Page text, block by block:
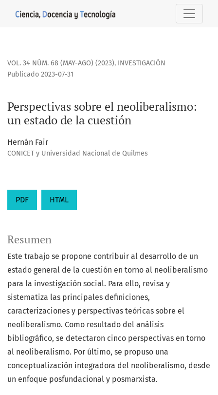
Perspectivas sobre el neoliberalismo: un estado de la
VOL. 34 NÚM. 68 (MAY-AGO) (2023), INVESTIGACIÓN
Perspectivas sobre el neoliberalismo:
un estado de la cuestión
Publicado 2023-07-31
Hernán Fair
CONICET y Universidad Nacional de Quilmes
PDF HTML
Resumen
Este trabajo se propone contribuir al desarrollo de un
estado general de la cuestión en torno al neoliberalismo
para la investigación social. Para ello, revisa y
sistematiza las principales definiciones,
caracterizaciones y perspectivas teóricas sobre el
neoliberalismo. Como resultado del análisis
bibliográfico, se detectaron cinco perspectivas en torno
al neoliberalismo. Por último, se propuso una
conceptualización integradora del neoliberalismo, desde
un enfoque posfundacional y posmarxista.